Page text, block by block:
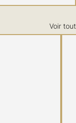
Voir tout